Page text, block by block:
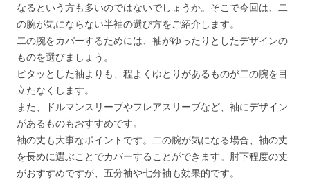
なるという方も多いのではないでしょうか。そこで今回は、二
の腕が気にならない半袖の選び方をご紹介します。
二の腕をカバーするためには、袖がゆったりとしたデザインの
ものを選びましょう。
ピタッとした袖よりも、程よくゆとりがあるものが二の腕を目
立たなくします。
また、ドルマンスリーブやフレアスリーブなど、袖にデザイン
があるものもおすすめです。
袖の丈も大事なポイントです。二の腕が気になる場合、袖の丈
を長めに選ぶことでカバーすることができます。肘下程度の丈
がおすすめですが、五分袖や七分袖も効果的です。